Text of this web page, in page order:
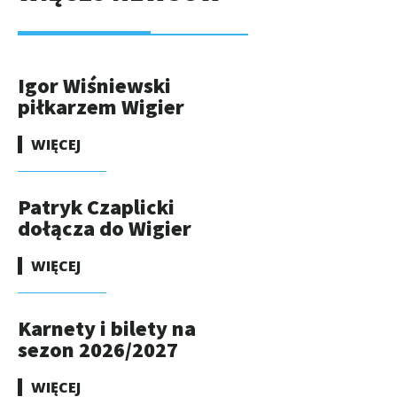
Igor Wiśniewski
piłkarzem Wigier
WIĘCEJ
Patryk Czaplicki
dołącza do Wigier
WIĘCEJ
Karnety i bilety na
sezon 2026/2027
WIĘCEJ